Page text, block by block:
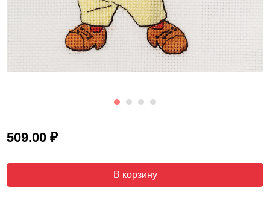
509.00 ₽
В корзину